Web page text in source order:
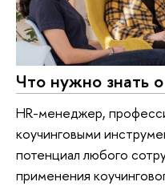
Что нужно знать
HR-менеджер,
коучинговыми
потенциал любого
применения